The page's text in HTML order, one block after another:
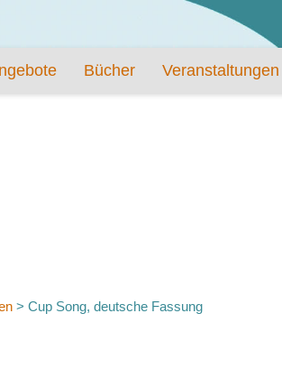
Bücher Veranstaltungen
> Cup Song, deutsche Fassung